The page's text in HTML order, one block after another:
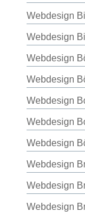
Webdesign
Webdesign
Webdesign
Webdesign
Webdesign
Webdesign
Webdesign
Webdesign
Webdesign
Webdesign